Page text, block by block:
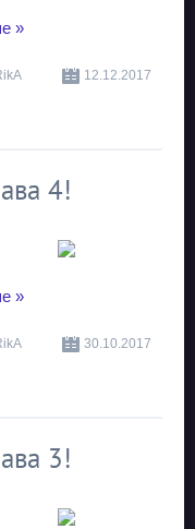
»
12.12.2017
4!
»
30.10.2017
3!